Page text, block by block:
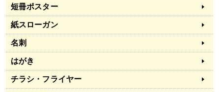
短冊ポスター
紙スローガン
名刺
はがき
チラシ・フライヤー